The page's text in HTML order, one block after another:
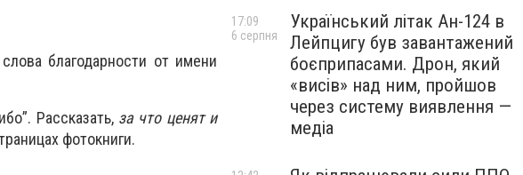
благодарности от имени
Рассказать, за что ценят и
фотокниги.
Український літак Ан-124 в
Лейпцигу був завантажений
боєприпасами. Дрон, який
«висів» над ним, пройшов
через систему виявлення —
медіа
17:09
6 серпня